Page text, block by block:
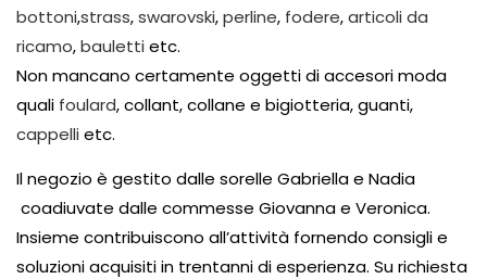
bottoni,strass,swarovski,perline, fodere,articoli da
ricamo,bauletti etc.
Non mancano certamente oggetti di accesori moda
quali foulard, collant, collane e bigiotteria, guanti,
cappelli etc.
Il negozio è gestito dalle sorelle Gabriella e Nadia
coadiuvate dalle commesse Giovanna e Veronica.
Insieme contribuiscono all’attività fornendo consigli e
soluzioni acquisiti in trentanni di esperienza. Su richiesta